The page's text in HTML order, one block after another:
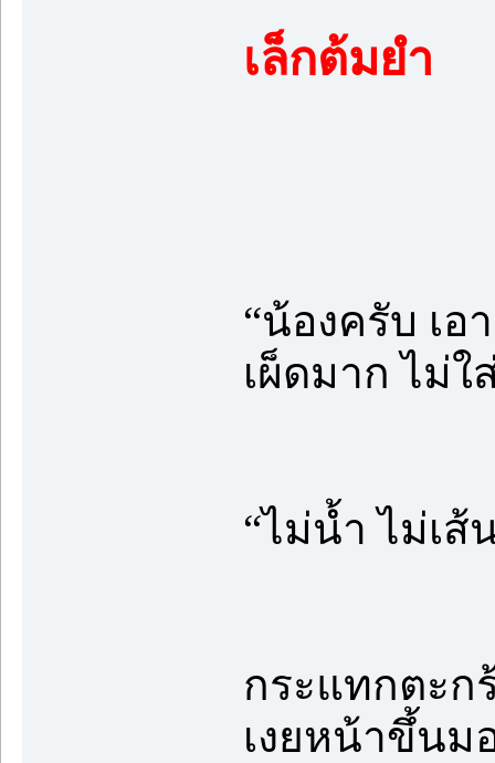
เล็กต้มยำ
“น้องครับ เอ
เผ็ดมาก ไม่ใ
“ไม่น้ำ ไม่เ
กระแทกตะก
เงยหน้าขึ้นม